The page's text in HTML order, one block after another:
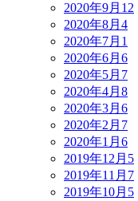
2020年9月 12
2020年8月 4
2020年7月 1
2020年6月 6
2020年5月 7
2020年4月 8
2020年3月 6
2020年2月 7
2020年1月 6
2019年12月 5
2019年11月 7
2019年10月 5